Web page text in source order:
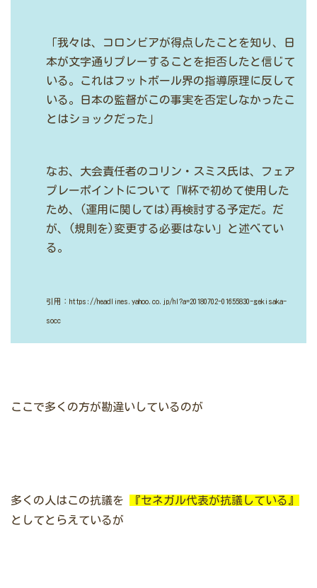
「我々は、コロンビアが得点したことを知り、日
本が文字通りプレーすることを拒否したと信じて
いる。これはフットボール界の指導原理に反して
いる。日本の監督がこの事実を否定しなかったこ
とはショックだった」
なお、大会責任者のコリン・スミス氏は、フェア
プレーポイントについて「W杯で初めて使用した
ため、(運用に関しては)再検討する予定だ。だ
が、(規則を)変更する必要はない」と述べてい
る。
引用：https://headlines.yahoo.co.jp/hl?a=20180702-01655830-gekisaka-
socc
ここで多くの方が勘違いしているのが
多くの人はこの抗議を
『セネガル代表が抗議している』
としてとらえているが